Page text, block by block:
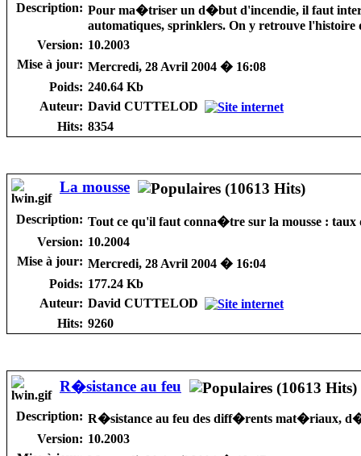
Description: Pour ma�triser un d�but d'incendie, il faut
automatiques, sprinklers. On y retrouve l'histoire
Version: 10.2003
Mise à jour: Mercredi, 28 Avril 2004 � 16:08
Poids: 240.64 Kb
Auteur: David CUTTELOD
Hits: 8354
La mousse
Description: Tout ce qu'il faut conna�tre sur la mousse : taux
Version: 10.2004
Mise à jour: Mercredi, 28 Avril 2004 � 16:04
Poids: 177.24 Kb
Auteur: David CUTTELOD
Hits: 9260
R�sistance au feu
Description: R�sistance au feu des diff�rents mat�riaux,
Version: 10.2003